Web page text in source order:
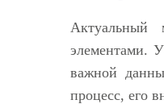
Актуальный
элементами.
важной
процесс, его